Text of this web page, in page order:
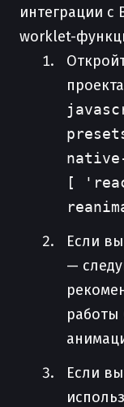
интеграции с
worklet-
[
Если
—
работы
Если